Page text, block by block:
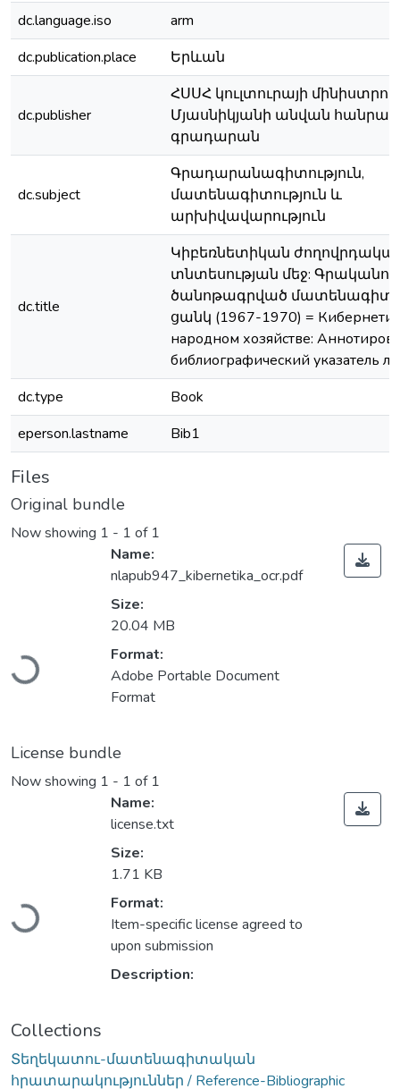
dc.language.iso
arm
dc.publication.place
Երևան
dc.publisher
ՀՍՍՀ կուլտուրայի
Մյասնիկյանի անվան
գրադարան
dc.subject
Գրադարանագիտություն,
մատենագիտություն և
արխիվավարություն
dc.title
Կիբեռնետիկան
տնտեսության մեջ:
ծանոթագրված
ցանկ (1967-1970) =
народном хозяйстве:
библиографический указатель
dc.type
Book
eperson.lastname
Bib1
Files
Original bundle
Now showing 1 - 1 of 1
Loading...
Name:
nlapub947_kibernetika_ocr.pdf
Size:
20.04 MB
Format:
Adobe Portable Document
Format
License bundle
Now showing 1 - 1 of 1
Loading...
Name:
license.txt
Size:
1.71 KB
Format:
Item-specific license agreed to
upon submission
Description:
Collections
Տեղեկատու-մատենագիտական
հրատարակություններ / Reference-Bibliographic